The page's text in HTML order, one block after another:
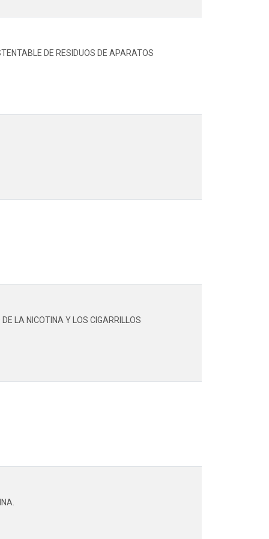
DE RESIDUOS DE APARATOS
LA NICOTINA Y LOS CIGARRILLOS